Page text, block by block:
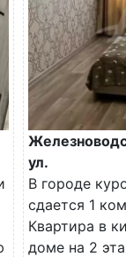
ул.
В городе
сдается 1
Квартира в
доме на 2